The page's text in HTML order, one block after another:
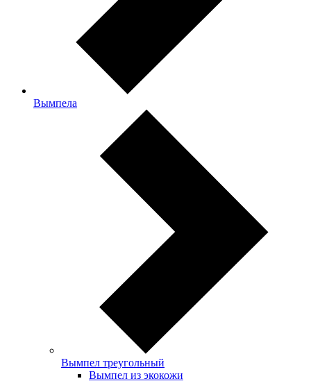
Вымпела
Вымпел треугольный
Вымпел из экокожи